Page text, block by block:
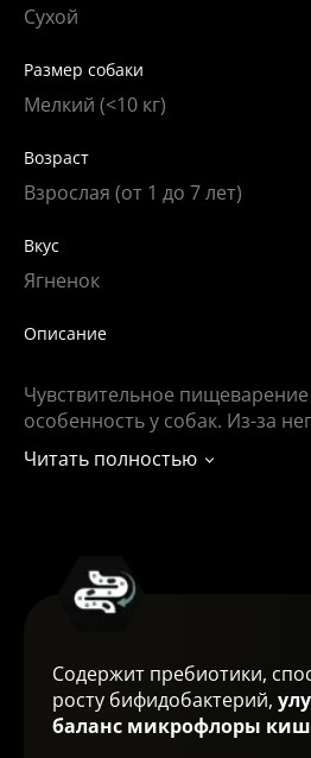
Сухой
Размер собаки
Мелкий (<10 кг)
Возраст
Взрослая (от 1 до 7 лет)
Вкус
Ягненок
Описание
Чувствительное
особенность у собак. Из-за
усваивают обычный рацион,
другим собакам.
подобрать специальный
усваивается и способствует
Читать полностью
Содержит пребиотики,
росту бифидобактерий,
баланс микрофлоры